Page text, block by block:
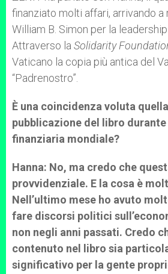
finanziato molti affari, arrivando
William B. Simon per la
Attraverso la Solidarity
Vaticano la copia più antica del
“Padrenostro”.
È una coincidenza voluta
pubblicazione del libro
finanziaria mondiale?
Hanna: No, ma credo che
provvidenziale. E la cosa è
Nell’ultimo mese ho avuto
fare discorsi politici
non negli anni passati. Credo
contenuto nel libro sia
significativo per la gente